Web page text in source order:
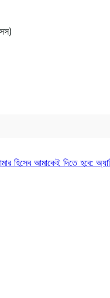
হিসেব আমাকেই দিতে হবে: